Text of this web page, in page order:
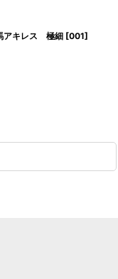
アキレス 極細 [001]